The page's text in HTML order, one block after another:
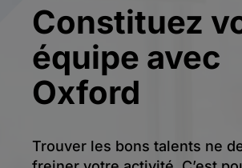
Constituez
équipe avec
Oxford
Trouver les bons talents ne